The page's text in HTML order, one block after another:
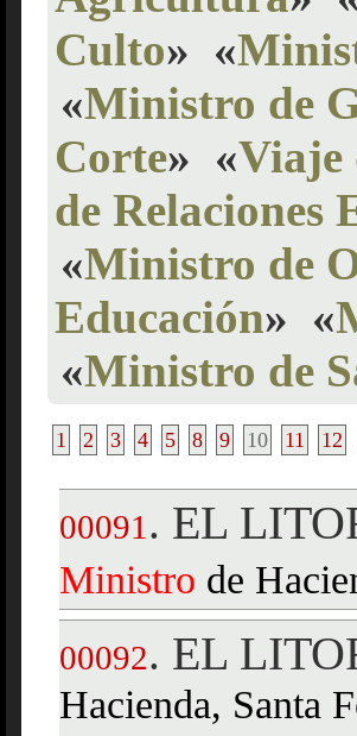
Culto» «
«Ministro de
Corte» «Viaje
de Relaciones
«Ministro de
Educación» «
«Ministro de
1 2 3 4 5 8 9 10 11 12
00091 . EL
Ministro de
00092. EL
Hacienda, Santa